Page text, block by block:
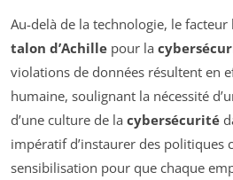
Au-delà de la technologie, le
talon d’Achille pour la
violations de données résultent en
humaine, soulignant la nécessité
d’une culture de la cybersécurité
impératif d’instaurer des politiques
sensibilisation pour que chaque